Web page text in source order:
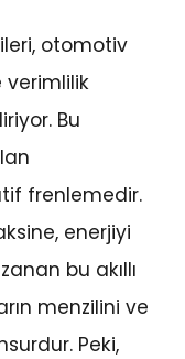
otomotiv
verimlilik
Bu
frenlemedir.
enerjiyi
bu akıllı
menzilini ve
Peki,